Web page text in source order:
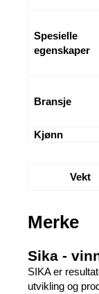
Spesielle
egenskaper
Bransje
Kjønn
Vekt
Merke
Sika -
SIKA er
utvikling og